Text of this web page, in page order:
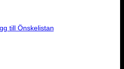
till Önskelistan